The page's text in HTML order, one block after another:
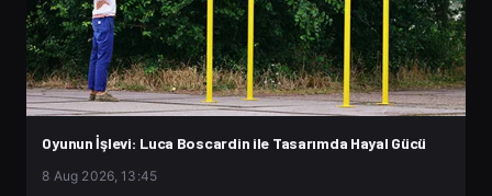
Oyunun İşlevi: Luca Boscardin ile Tasarımda Hayal Gücü
8 Aug 2026, 13:45